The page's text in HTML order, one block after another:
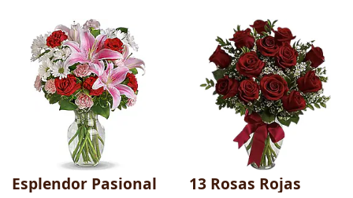
Esplendor Pasional 13 Rosas Rojas